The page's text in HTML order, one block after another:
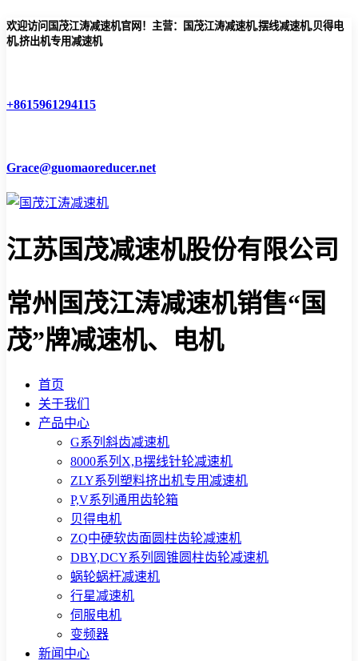
欢迎访问国茂江涛减速机官网！主营：国茂江涛减速机,摆线减速机,贝得电
机,挤出机专用减速机
+8615961294115
Grace@guomaoreducer.net
江苏国茂减速机股份有限公司
常州国茂江涛减速机销售“国
茂”牌减速机、电机
首页
关于我们
产品中心
G系列斜齿减速机
8000系列X,B摆线针轮减速机
ZLY系列塑料挤出机专用减速机
P,V系列通用齿轮箱
贝得电机
ZQ中硬软齿面圆柱齿轮减速机
DBY,DCY系列圆锥圆柱齿轮减速机
蜗轮蜗杆减速机
行星减速机
伺服电机
变频器
新闻中心